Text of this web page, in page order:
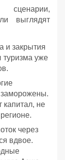
сценарии,
выглядят
и закрытия
туризма уже
не
через
вдвое.